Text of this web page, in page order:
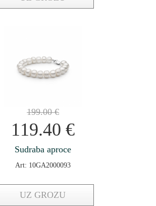
199.00€
119.40 €
Sudraba aproce
Art: 10GA2000093
UZ GROZU